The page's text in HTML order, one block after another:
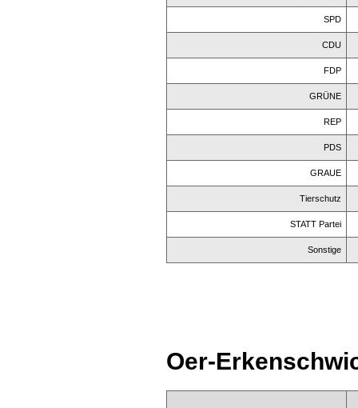
SPD
CDU
FDP
GRÜNE
REP
PDS
GRAUE
Tierschutz
STATT Partei
Sonstige
Oer-